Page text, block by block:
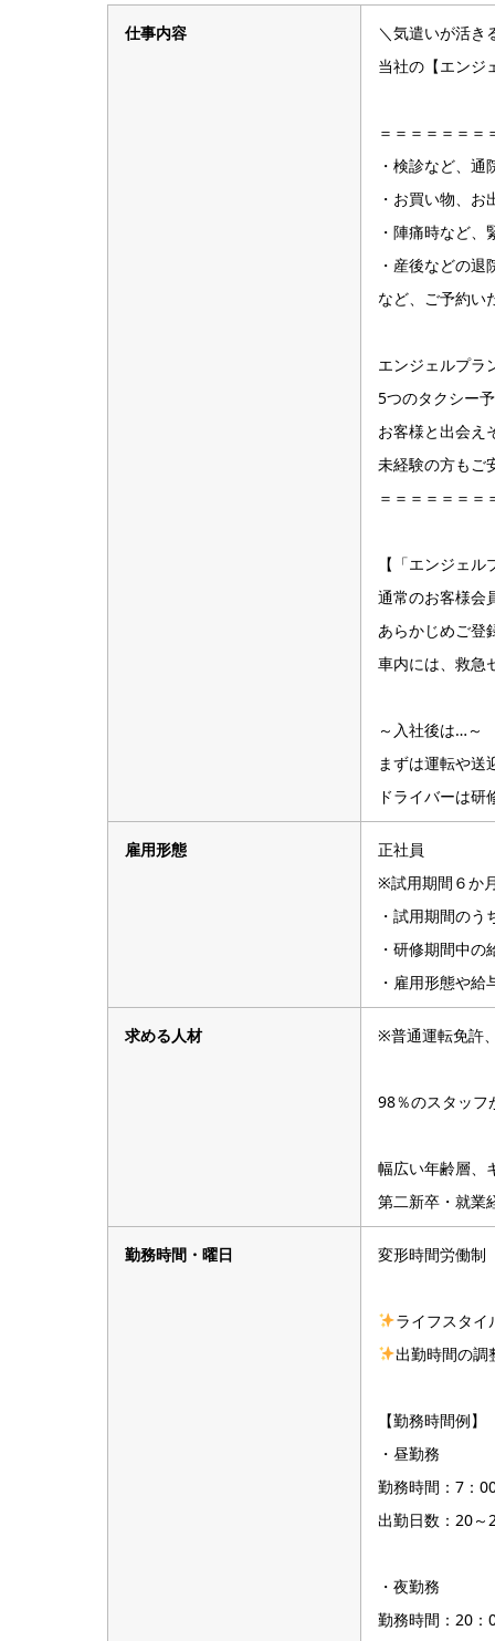
仕事内容
＼気遣いが活き
当社の【エンジ
＝＝＝＝＝＝＝
・検診など、通
・お買い物、
・陣痛時など
・産後などの退
など、ご予約い
エンジェルプラ
5つのタクシー
お客様と出会え
未経験の方もご
＝＝＝＝＝＝＝
【「エンジェ
通常のお客様会
あらかじめご登
車内には、救急
～入社後は…～
まずは運転や送
ドライバーは
雇用形態
正社員
※試用期間６か
・試用期間の
・研修期間中
・雇用形態や
求める人材 ※普通運転免許
98％のスタッフ
幅広い年齢層、
第二新卒・就業
勤務時間・曜日 変形時間労働制
ライフスタイ
出勤時間の調
【勤務時間例】
・昼勤務
勤務時間：7：
出勤日数：20～
・夜勤務
勤務時間：20：